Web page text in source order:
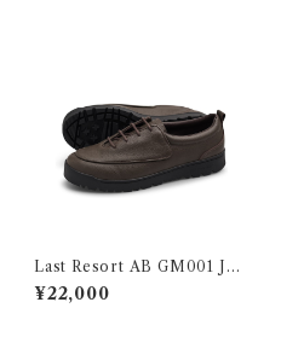
Last Resort AB GM001 JAV
A BROWN / BLACK
¥22,000